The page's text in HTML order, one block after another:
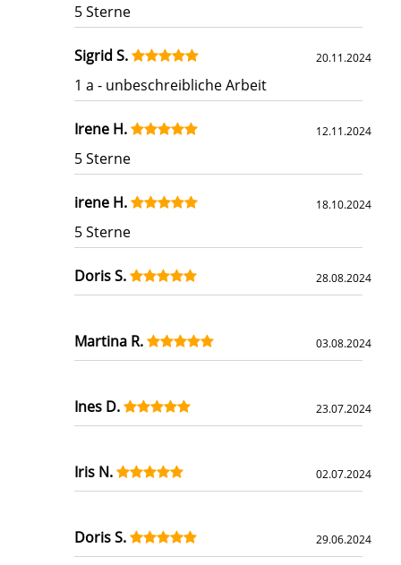
5 Sterne
Sigrid S. 20.11.2024
1 a - unbeschreibliche Arbeit
Irene H. 12.11.2024
5 Sterne
irene H. 18.10.2024
5 Sterne
Doris S. 28.08.2024
Martina R. 03.08.2024
Ines D. 23.07.2024
Iris N. 02.07.2024
Doris S. 29.06.2024